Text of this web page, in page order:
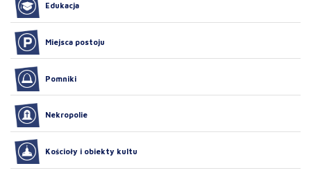
Edukacja
Miejsca postoju
Pomniki
Nekropolie
Kościoły i obiekty kultu